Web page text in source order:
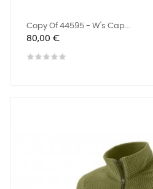
Copy Of 44595 - W's Cap...
Preis
80,00 €